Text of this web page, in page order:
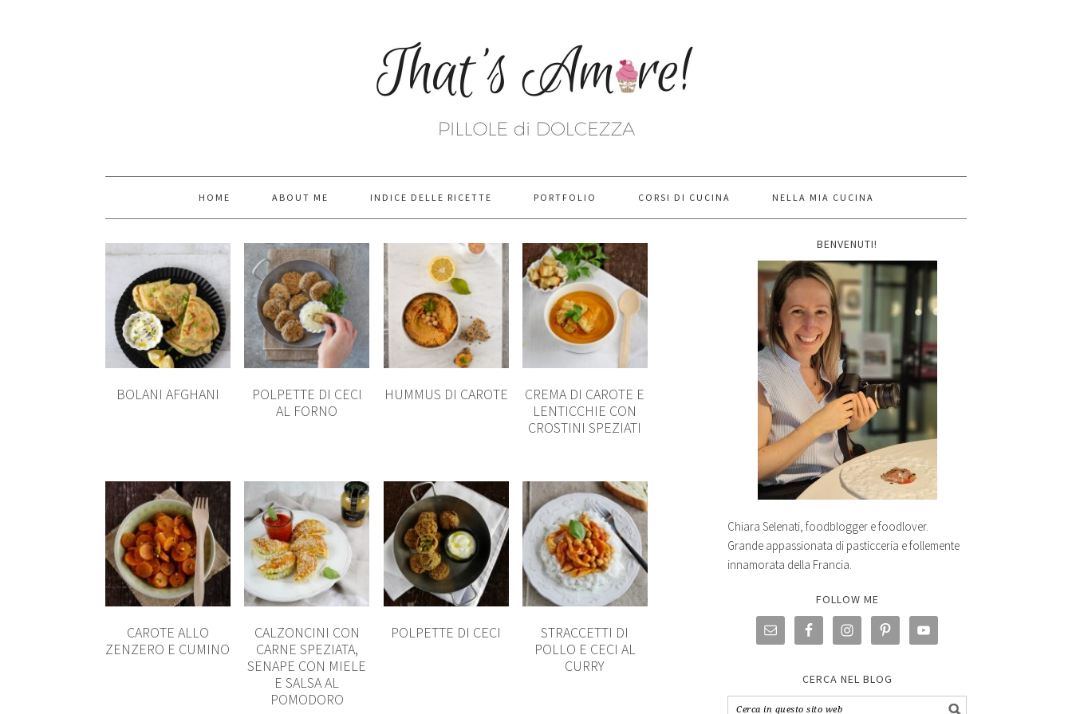
HOME ABOUT ME INDICE DELLE RICETTE PORTFOLIO CORSI DI CUCINA NELLA MIA CUCINA
BOLANI AFGHANI
POLPETTE DI CECI
AL FORNO
HUMMUS DI CAROTE
CREMA DI CAROTE E
LENTICCHIE CON
CROSTINI SPEZIATI
CAROTE ALLO
ZENZERO E CUMINO
CALZONCINI CON
CARNE SPEZIATA,
SENAPE CON MIELE
E SALSA AL
POMODORO
POLPETTE DI CECI
STRACCETTI DI
POLLO E CECI AL
CURRY
BENVENUTI!
Chiara Selenati, foodblogger e foodlover.
Grande appassionata di pasticceria e follemente
innamorata della Francia.
FOLLOW ME
CERCA NEL BLOG